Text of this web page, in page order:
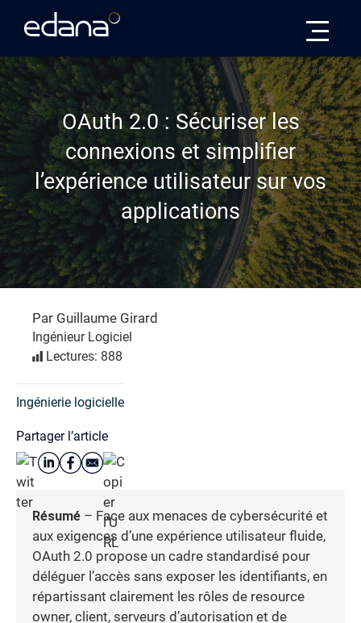
OAuth 2.0 : Sécuriser les
connexions et simplifier
l’expérience utilisateur sur vos
applications
Par Guillaume Girard
Ingénieur Logiciel
Lectures: 888
Ingénierie logicielle
Partager l’article
Résumé – Face aux menaces de cybersécurité et
aux exigences d’une expérience utilisateur fluide,
OAuth 2.0 propose un cadre standardisé pour
déléguer l’accès sans exposer les identifiants, en
répartissant clairement les rôles de resource
owner, client, serveurs d’autorisation et de